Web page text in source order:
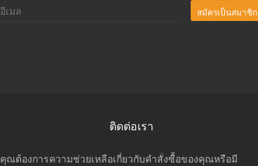
สมัครเป็นสมาชิก
ติดต่อเรา
คุณต้องการความช่วยเหลือเกี่ยวกับคำสั่งซื้อของคุณหรือมี